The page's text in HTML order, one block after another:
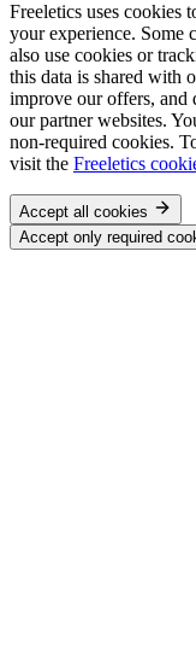
Freeletics uses cookies
your experience. Some
also use cookies or
this data is shared with
improve our offers, and
our partner websites.
non-required cookies.
visit the Freeletics
Accept all cookies
Accept only required